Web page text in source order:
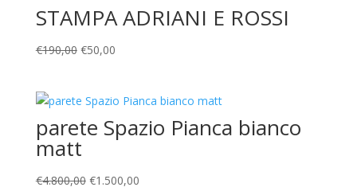
STAMPA ADRIANI E ROSSI
€190,00 Il
era:
€190,00.
€50,00Il
è:
€50,00.
parete Spazio Pianca bianco
matt
€4.800,00 Il
€1.500,00Il